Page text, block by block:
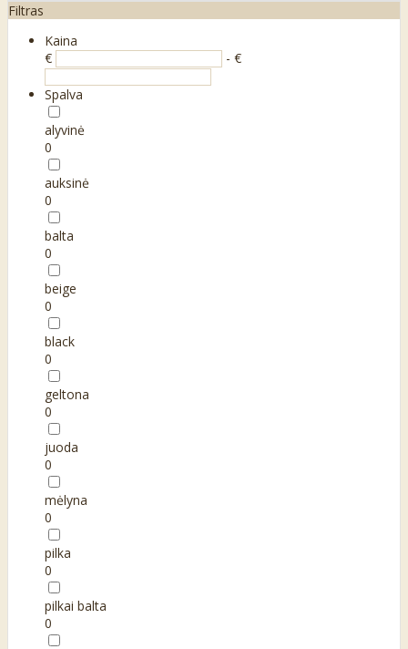
Filtras
Kaina
€
- €
Spalva
alyvinė
0
auksinė
0
balta
0
beige
0
black
0
geltona
0
juoda
0
mėlyna
0
pilka
0
pilkai balta
0